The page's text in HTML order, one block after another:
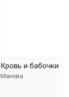
Кровь и бабочки
Манхва